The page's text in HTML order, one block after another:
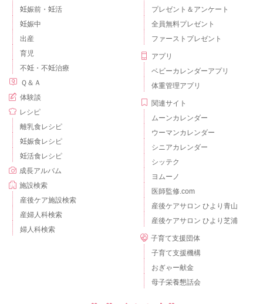
妊娠前・妊活
妊娠中
出産
育児
不妊・不妊治療
Ｑ＆Ａ
体験談
レシピ
離乳食レシピ
妊娠食レシピ
妊活食レシピ
成長アルバム
施設検索
産後ケア施設検索
産婦人科検索
婦人科検索
プレゼント＆アンケート
全員無料プレゼント
ファーストプレゼント
アプリ
ベビーカレンダーアプリ
体重管理アプリ
関連サイト
ムーンカレンダー
ウーマンカレンダー
シニアカレンダー
シッテク
ヨムーノ
医師監修.com
産後ケアサロン ひより青山
産後ケアサロン ひより芝浦
子育て支援団体
子育て支援機構
おぎゃー献金
母子栄養懇話会